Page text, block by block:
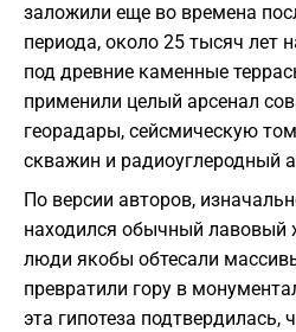
заложили еще во времена
периода, около 25 тысяч лет
под древние каменные
применили целый арсенал
георадары, сейсмическую
скважин и радиоуглеродный
По версии авторов,
находился обычный лавовый
люди якобы обтесали
превратили гору в
эта гипотеза подтвердилась,